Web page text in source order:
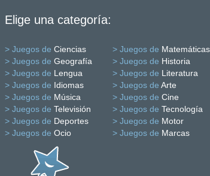
Elige una categoría:
> Juegos de Ciencias > Juegos de Matemáticas
> Juegos de Geografía > Juegos de Historia
> Juegos de Lengua > Juegos de Literatura
> Juegos de Idiomas > Juegos de Arte
> Juegos de Música > Juegos de Cine
> Juegos de Televisión > Juegos de Tecnología
> Juegos de Deportes > Juegos de Motor
> Juegos de Ocio > Juegos de Marcas